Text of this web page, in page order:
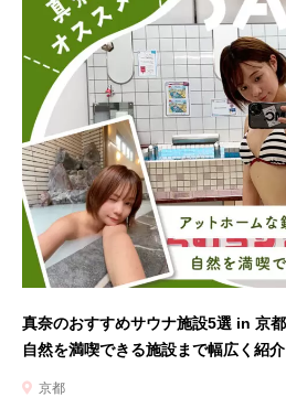
真奈のおすすめサウナ施設5選 in 京
自然を満喫できる施設まで幅広く紹介
京都